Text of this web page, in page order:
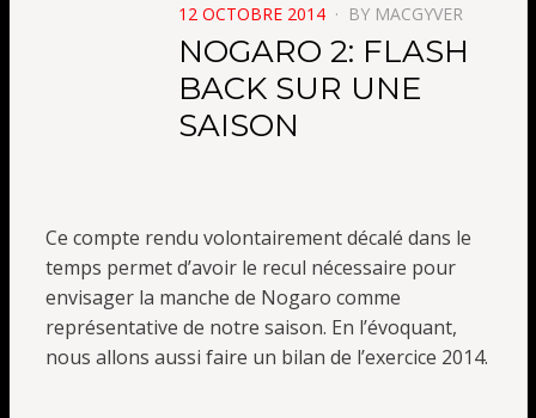
POSTED
ON
12 OCTOBRE 2014 BY MACGYVER
NOGARO 2: FLASH
BACK SUR UNE
SAISON
Ce compte rendu volontairement décalé dans le
temps permet d’avoir le recul nécessaire pour
envisager la manche de Nogaro comme
représentative de notre saison. En l’évoquant,
nous allons aussi faire un bilan de l’exercice 2014.